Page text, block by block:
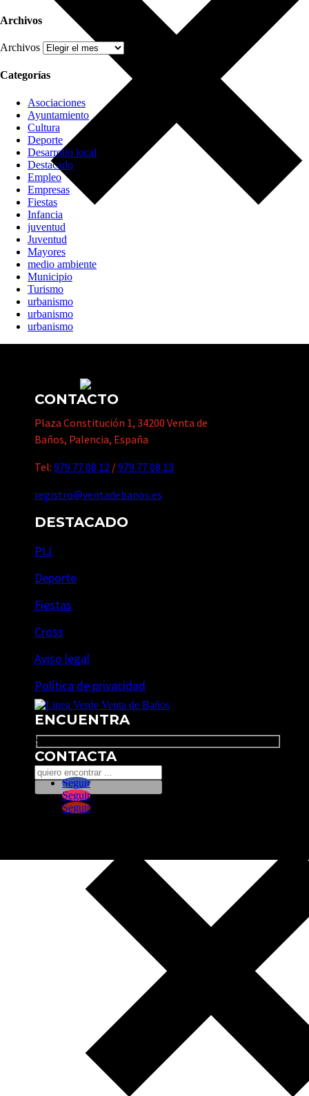
Archivos
Archivos
Categorías
Asociaciones
Ayuntamiento
Cultura
Deporte
Desarrollo local
Destacado
Empleo
Empresas
Fiestas
Infancia
juventud
Juventud
Mayores
medio ambiente
Municipio
Turismo
urbanismo
urbanismo
urbanismo
CONTACTO
Plaza Constitución 1, 34200 Venta de
Baños, Palencia, España
Tel: 979 77 08 12 /979 77 08 13
registro@ventadebanos.es
DESTACADO
PIJ
Deporte
Fiestas
Cross
Aviso legal
Política de privacidad
ENCUENTRA
Search
CONTACTA
Seguir
Seguir
Seguir